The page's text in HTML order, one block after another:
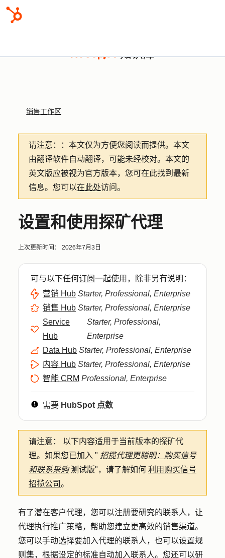
知识库
销售工作区
请注意： ：本文仅为方便您阅读而提供。 本文
由翻译软件自动翻译，可能未经校对。本文的
英文版应被视为官方版本，您可在此找到最新
信息。您可以在此处访问。
设置和使用探矿代理
上次更新时间： 2026年7月3日
可与以下任何订阅一起使用，除非另有说明：
营销 Hub Starter, Professional, Enterprise
销售 Hub Starter, Professional, Enterprise
Service
Hub
Starter, Professional,
Enterprise
Data Hub Starter, Professional, Enterprise
内容 Hub Starter, Professional, Enterprise
智能 CRM Professional, Enterprise
需要 HubSpot 点数
请注意：
以下内容适用于当前版本的探矿代
理。如果您已加入 " 招揽代理更聪明：购买信号
和联系采购测试版"，请了解如何 利用购买信号
招揽公司。
有了潜在客户代理，您可以注册要研究的联系人，让
代理执行推广策略，帮助您建立更高效的销售渠道。
您可以手动选择要加入代理的联系人，也可以设置规
则集，根据设定的标准自动加入联系人。您还可以研